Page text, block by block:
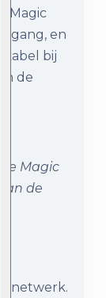
Magic
en
kabel bij
de
Magic
de